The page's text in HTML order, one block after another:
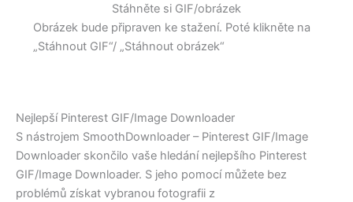
Stáhněte si GIF/obrázek
Obrázek bude připraven ke stažení. Poté klikněte na
„Stáhnout GIF“/ „Stáhnout obrázek“
Nejlepší Pinterest GIF/Image Downloader
S nástrojem SmoothDownloader – Pinterest GIF/Image
Downloader skončilo vaše hledání nejlepšího Pinterest
GIF/Image Downloader. S jeho pomocí můžete bez
problémů získat vybranou fotografii z